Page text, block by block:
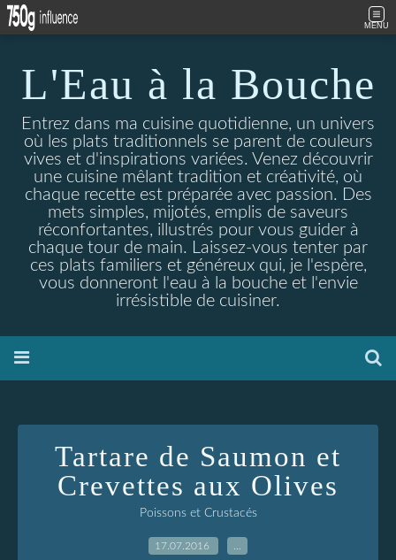
MENU
L'Eau à la Bouche
Entrez dans ma cuisine quotidienne, un univers
où les plats traditionnels se parent de couleurs
vives et d'inspirations variées. Venez découvrir
une cuisine mêlant tradition et créativité, où
chaque recette est préparée avec passion. Des
mets simples, mijotés, emplis de saveurs
réconfortantes, illustrés pour vous guider à
chaque tour de main. Laissez-vous tenter par
ces plats familiers et généreux qui, je l'espère,
vous donneront l'eau à la bouche et l'envie
irrésistible de cuisiner.
Tartare de Saumon et
Crevettes aux Olives
Poissons et Crustacés
17.07.2016